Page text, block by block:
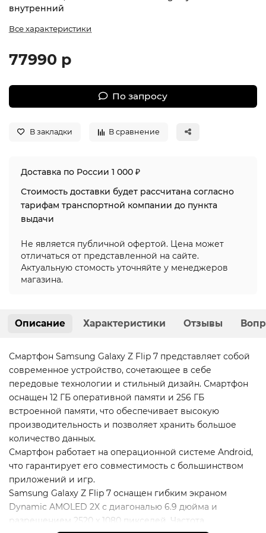
внутренний
Все характеристики
77990 р
По запросу
В закладки В сравнение
Доставка по России 1 000 ₽
Стоимость доставки будет рассчитана согласно
тарифам транспортной компании до пункта
выдачи
Не является публичной офертой. Цена может
отличаться от представленной на сайте.
Актуальную стомость уточняйте у менеджеров
магазина.
Описание Характеристики Отзывы
Смартфон Samsung Galaxy Z Flip 7 представляет собой
современное устройство, сочетающее в себе
передовые технологии и стильный дизайн. Смартфон
оснащен 12 ГБ оперативной памяти и 256 ГБ
встроенной памяти, что обеспечивает высокую
производительность и позволяет хранить большое
количество данных.
Смартфон работает на операционной системе Android,
что гарантирует его совместимость с большинством
приложений и игр.
Samsung Galaxy Z Flip 7 оснащен гибким экраном
Dynamic AMOLED 2X с диагональю 6.9 дюйма и
разрешением 2520 x 1080 пикселей. Частота